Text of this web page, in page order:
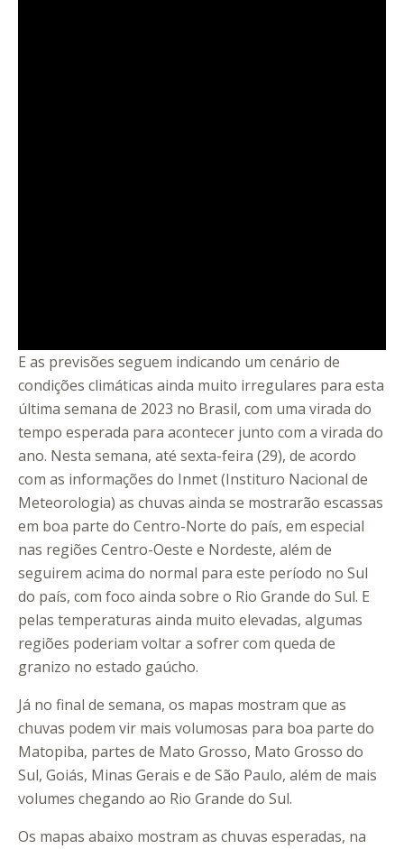
E as previsões seguem indicando um cenário de
condições climáticas ainda muito irregulares para esta
última semana de 2023 no Brasil, com uma virada do
tempo esperada para acontecer junto com a virada do
ano. Nesta semana, até sexta-feira (29), de acordo
com as informações do Inmet (Instituro Nacional de
Meteorologia) as chuvas ainda se mostrarão escassas
em boa parte do Centro-Norte do país, em especial
nas regiões Centro-Oeste e Nordeste, além de
seguirem acima do normal para este período no Sul
do país, com foco ainda sobre o Rio Grande do Sul. E
pelas temperaturas ainda muito elevadas, algumas
regiões poderiam voltar a sofrer com queda de
granizo no estado gaúcho.
Já no final de semana, os mapas mostram que as
chuvas podem vir mais volumosas para boa parte do
Matopiba, partes de Mato Grosso, Mato Grosso do
Sul, Goiás, Minas Gerais e de São Paulo, além de mais
volumes chegando ao Rio Grande do Sul.
Os mapas abaixo mostram as chuvas esperadas, na